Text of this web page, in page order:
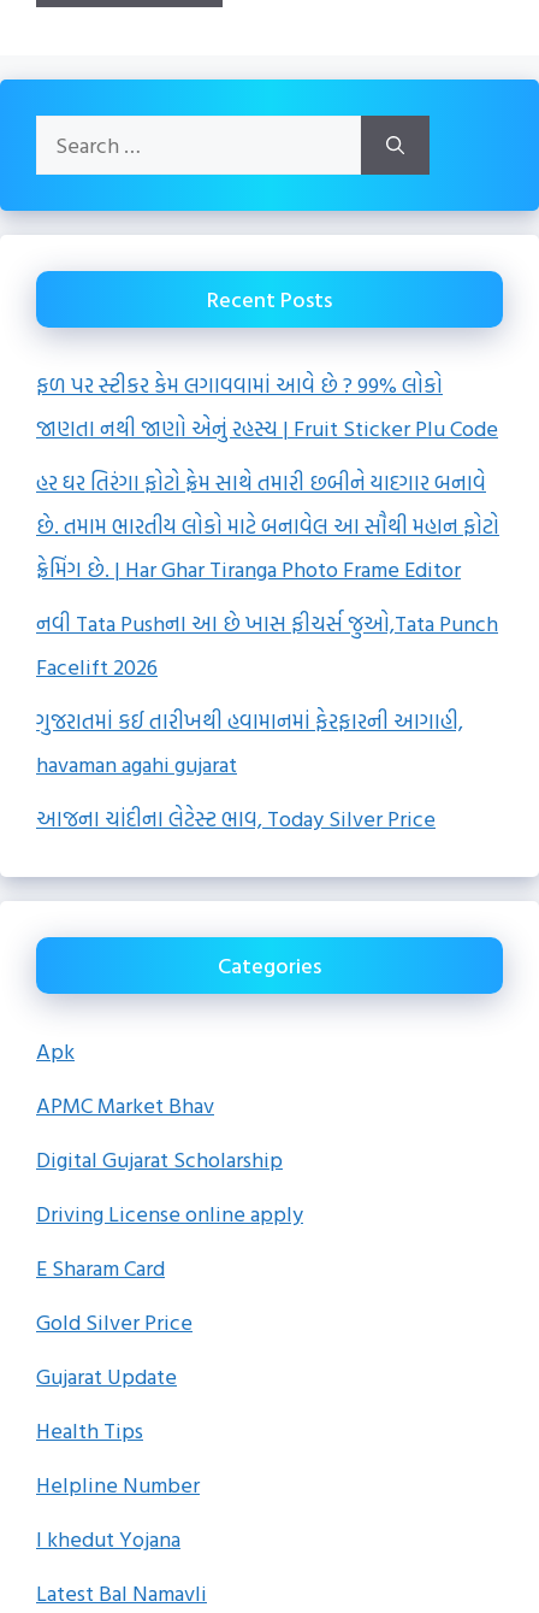
Search
for:
Recent Posts
ફળ પર સ્ટીકર કેમ લગાવવામાં આવે છે ? 99% લોકો
જાણતા નથી જાણો એનું રહસ્ય | Fruit Sticker Plu Code
હર ઘર તિરંગા ફોટો ફ્રેમ સાથે તમારી છબીને યાદગાર બનાવે
છે. તમામ ભારતીય લોકો માટે બનાવેલ આ સૌથી મહાન ફોટો
ફ્રેમિંગ છે. | Har Ghar Tiranga Photo Frame Editor
નવી Tata Pushના આ છે ખાસ ફીચર્સ જુઓ,Tata Punch
Facelift 2026
ગુજરાતમાં કઈ તારીખથી હવામાનમાં ફેરફારની આગાહી,
havaman agahi gujarat
આજના ચાંદીના લેટેસ્ટ ભાવ, Today Silver Price
Categories
Apk
APMC Market Bhav
Digital Gujarat Scholarship
Driving License online apply
E Sharam Card
Gold Silver Price
Gujarat Update
Health Tips
Helpline Number
I khedut Yojana
Latest Bal Namavli